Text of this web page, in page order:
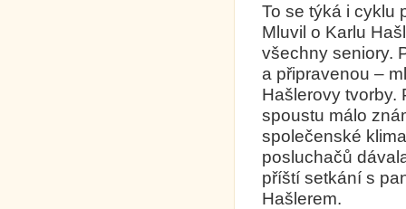
To se týká i cyklu
Mluvil o Karlu
všechny seniory.
a připravenou –
Hašlerovy tvorby.
spoustu málo
společenské
posluchačů
příští setkání s
Hašlerem.